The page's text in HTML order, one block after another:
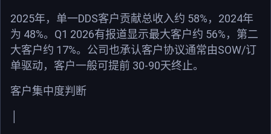
2025年，单一DDS客户贡献总收入约 58% ， 2024年
为 48%。 Q1 2026有报道显示最大客户约 56% ，第二
大客户约 17%。公司也承认客户协议通常由SOW/订
单驱动，客户一般可提前 30-90天终止。
客户集中度判断